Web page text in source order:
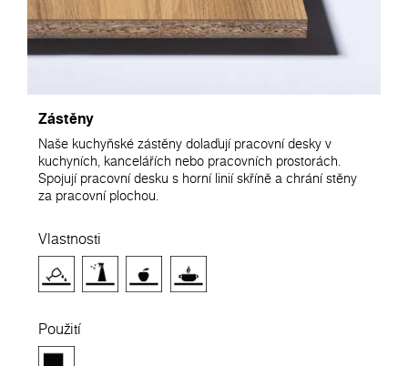
Zástěny
Naše kuchyňské zástěny dolaďují pracovní desky v
kuchyních, kancelářích nebo pracovních prostorách.
Spojují pracovní desku s horní linií skříně a chrání stěny
za pracovní plochou.
Vlastnosti
Použití